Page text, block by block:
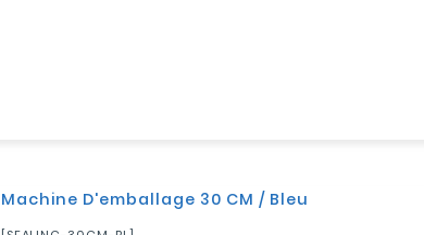
Machine D'emballage 30 CM / Bleu